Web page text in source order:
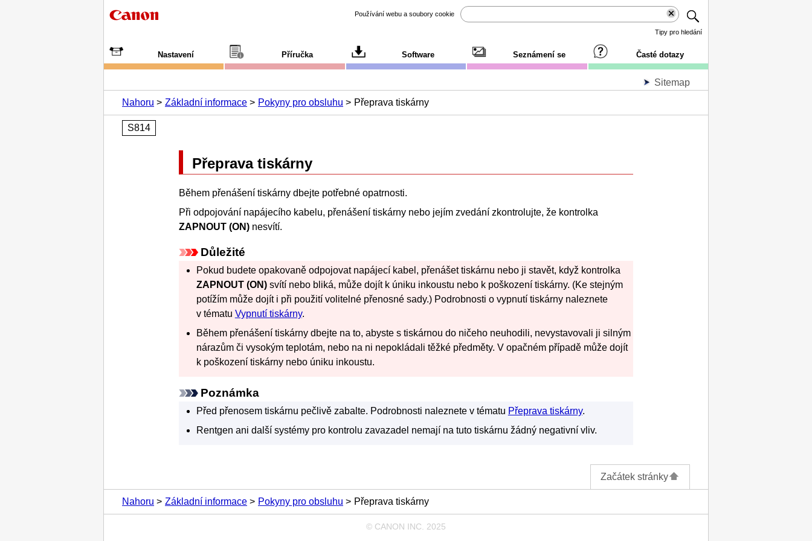
Používání webu a soubory cookie
Tipy pro hledání
Nastavení Příručka Software Seznámení se Časté dotazy
Sitemap
Nahoru
Základní informace Pokyny pro obsluhu Přeprava tiskárny
S814
Přeprava tiskárny
Během přenášení tiskárny dbejte potřebné opatrnosti.
Při odpojování napájecího kabelu, přenášení tiskárny nebo jejím zvedání zkontrolujte, že kontrolka
ZAPNOUT (ON) nesvítí.
Důležité
Pokud budete opakovaně odpojovat napájecí kabel, přenášettiskárnu nebo ji stavět, když kontrolka
ZAPNOUT (ON)svítí nebo bliká, může dojít k úniku inkoustu nebo k poškození tiskárny. (Ke stejným
potížím může dojít i při použití volitelné přenosné sady.) Podrobnosti o vypnutí tiskárnynaleznete
v tématu Vypnutí tiskárny.
Během přenášení tiskárnydbejte na to, abyste s tiskárnou do ničeho neuhodili, nevystavovali ji silným
nárazům či vysokým teplotám, nebo na ni nepokládali těžké předměty. V opačném případě může dojít
k poškození tiskárnynebo úniku inkoustu.
Poznámka
Před přenosem tiskárnu pečlivě zabalte. Podrobnosti naleznete v tématu Přeprava tiskárny.
Rentgen ani další systémy pro kontrolu zavazadel nemají na tuto tiskárnu žádný negativní vliv.
Začátek stránky
Nahoru Základní informace Pokyny pro obsluhu Přeprava tiskárny
© CANON INC. 2025